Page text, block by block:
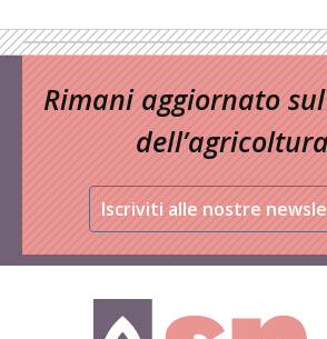
Rimani aggiornato
dell’agricoltura
Iscriviti alle nostre